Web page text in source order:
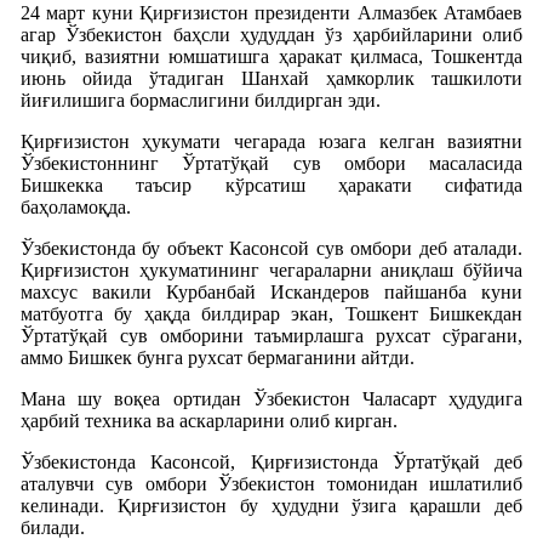
24 март куни Қирғизистон президенти Алмазбек Атамбаев
агар Ўзбекистон баҳсли ҳудуддан ўз ҳарбийларини олиб
чиқиб, вазиятни юмшатишга ҳаракат қилмаса, Тошкентда
июнь ойида ўтадиган Шанхай ҳамкорлик ташкилоти
йиғилишига бормаслигини билдирган эди.
Қирғизистон ҳукумати чегарада юзага келган вазиятни
Ўзбекистоннинг Ўртатўқай сув омбори масаласида
Бишкекка таъсир кўрсатиш ҳаракати сифатида
баҳоламоқда.
Ўзбекистонда бу объект Касонсой сув омбори деб аталади.
Қирғизистон ҳукуматининг чегараларни аниқлаш бўйича
махсус вакили Курбанбай Искандеров пайшанба куни
матбуотга бу ҳақда билдирар экан, Тошкент Бишкекдан
Ўртатўқай сув омборини таъмирлашга рухсат сўрагани,
аммо Бишкек бунга рухсат бермаганини айтди.
Мана шу воқеа ортидан Ўзбекистон Чаласарт ҳудудига
ҳарбий техника ва аскарларини олиб кирган.
Ўзбекистонда Касонсой, Қирғизистонда Ўртатўқай деб
аталувчи сув омбори Ўзбекистон томонидан ишлатилиб
келинади. Қирғизистон бу ҳудудни ўзига қарашли деб
билади.